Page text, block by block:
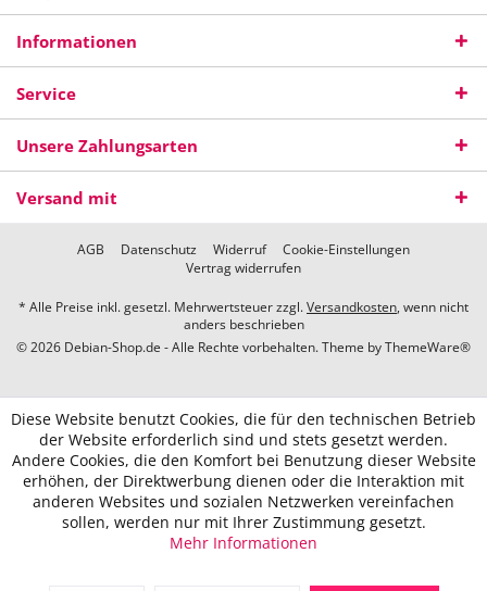
Informationen
Service
Unsere Zahlungsarten
Versand mit
AGB Datenschutz Widerruf
Cookie-Einstellungen
Vertrag widerrufen
* Alle Preise inkl. gesetzl. Mehrwertsteuer zzgl.Versandkosten, wenn nicht
anders beschrieben
© 2026 Debian-Shop.de - Alle Rechte vorbehalten. Theme byThemeWare®
Diese Website benutzt Cookies, die für den technischen Betrieb
der Website erforderlich sind und stets gesetzt werden.
Andere Cookies, die den Komfort bei Benutzung dieser Website
erhöhen, der Direktwerbung dienen oder die Interaktion mit
anderen Websites und sozialen Netzwerken vereinfachen
sollen, werden nur mit Ihrer Zustimmung gesetzt.
Mehr Informationen